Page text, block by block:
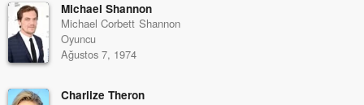
Michael Shannon
Michael Corbett Shannon
Oyuncu
Ağustos 7, 1974
Charlize Theron